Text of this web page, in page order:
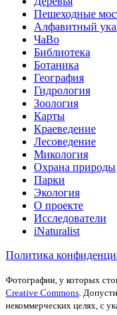
Пешеходные
Алфавитный
ЧаВо
Библиотека
Ботаника
География
Гидрология
Зоология
Карты
Краеведение
Лесоведение
Микология
Охрана природы
Парки
Экология
О проекте
Исследователи
iNaturalist
Политика
Фотографии, у которых
Creative Commons .
некоммерческих целях, с